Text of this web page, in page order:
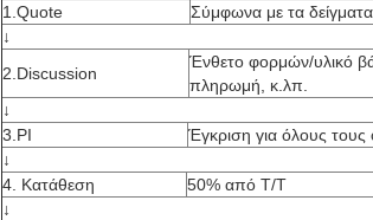
1.Quote
Σύμφωνα με τα
↓
2.Discussion
Ένθετο φορμών/υλικό
πληρωμή, κ.λπ.
↓
3.PI
Έγκριση για όλους τους
↓
4. Κατάθεση
50% από T/T
↓